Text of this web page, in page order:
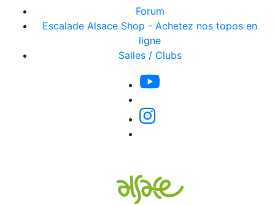
Forum
Escalade Alsace Shop - Achetez nos topos en
ligne
Salles / Clubs